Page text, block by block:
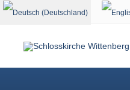
Sprache auswählen